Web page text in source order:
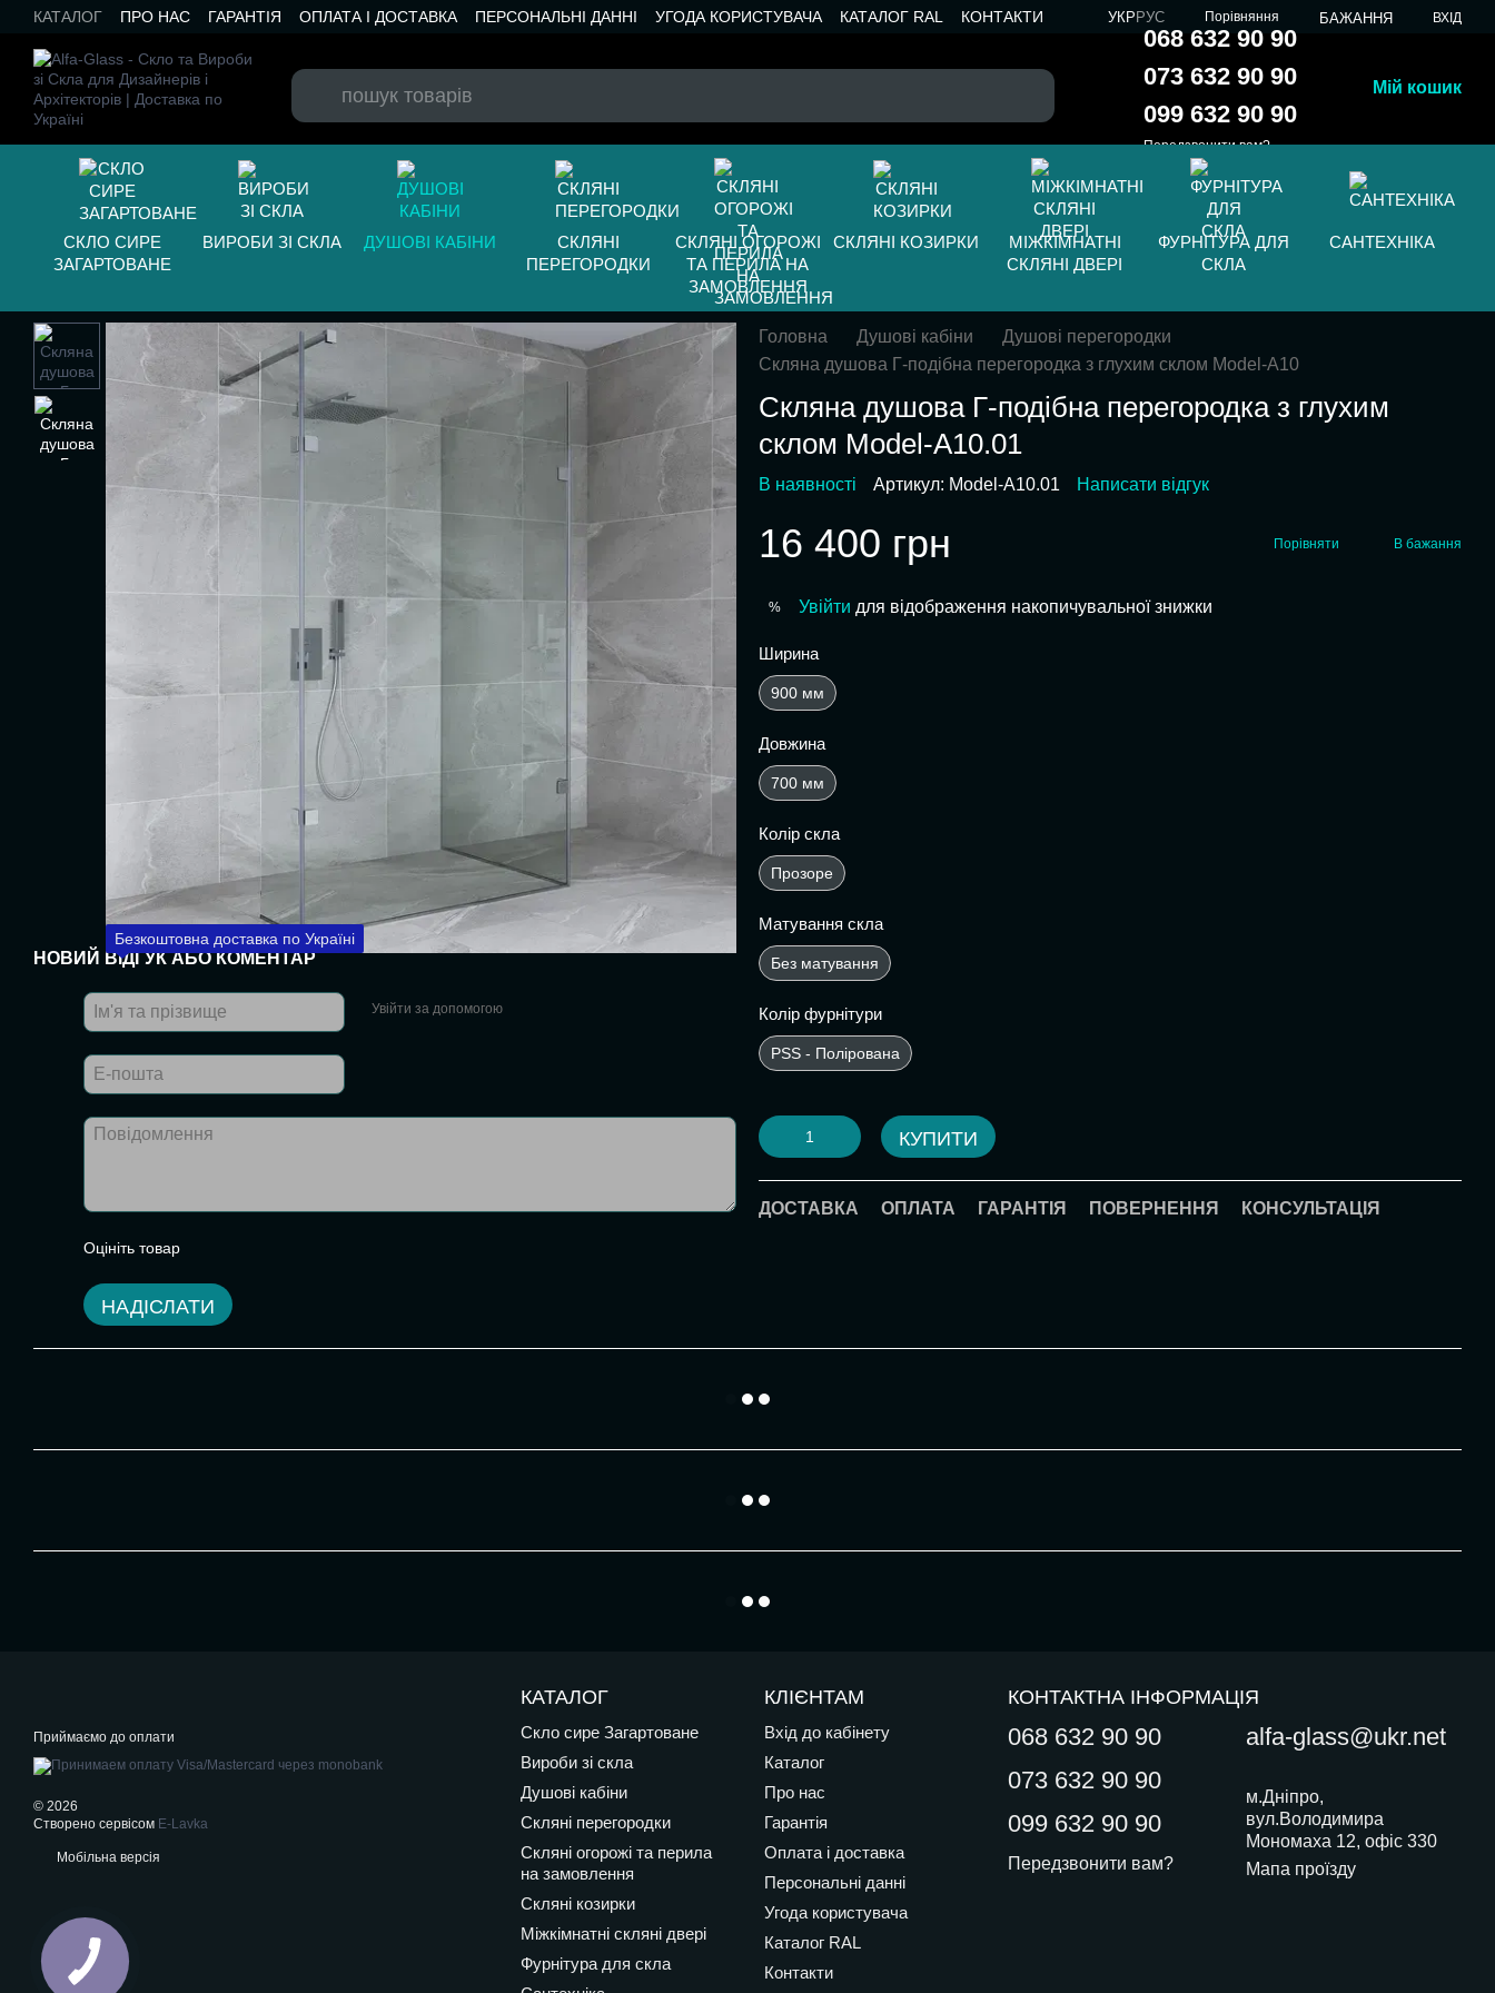
Перейти до основного контенту
КАТАЛОГ ПРО НАС ГАРАНТІЯ ОПЛАТА І ДОСТАВКА ПЕРСОНАЛЬНІ ДАННІ УГОДА КОРИСТУВАЧА КАТАЛОГ RAL
КОНТАКТИ
УКРРУС Порівняння БАЖАННЯ ВХІД
068 632 90 90
073 632 90 90
099 632 90 90
Передзвонити вам?
Мій кошик
СКЛО СИРЕ
ЗАГАРТОВАНЕ
ВИРОБИ ЗІ СКЛА ДУШОВІ КАБІНИ
СКЛЯНІ
ПЕРЕГОРОДКИ
СКЛЯНІ ОГОРОЖІ
ТА ПЕРИЛА НА
ЗАМОВЛЕННЯ
СКЛЯНІ КОЗИРКИ
МІЖКІМНАТНІ
СКЛЯНІ ДВЕРІ
ФУРНІТУРА ДЛЯ
СКЛА
САНТЕХНІКА
Безкоштовна доставка по Україні
НОВИЙ ВІДГУК АБО КОМЕНТАР
Увійти за допомогою
Оцініть товар
НАДІСЛАТИ
Головна Душові кабіни
Душові перегородки
Скляна душова Г-подібна перегородка з глухим склом Model-A10
Скляна душова Г-подібна перегородка з глухим
склом Model-A10.01
В наявності Артикул: Model-A10.01 Написати відгук
16 400 грн Порівняти В бажання
% Увійти для відображення накопичувальної знижки
Ширина
900 мм
Довжина
700 мм
Колір скла
Прозоре
Матування скла
Без матування
Колір фурнітури
PSS - Полірована
КУПИТИ
ДОСТАВКА ОПЛАТА ГАРАНТІЯ ПОВЕРНЕННЯ КОНСУЛЬТАЦІЯ
Приймаємо до оплати
© 2026
Створено сервісом E-Lavka
Мобільна версія
КАТАЛОГ
Скло сире Загартоване
Вироби зі скла
Душові кабіни
Скляні перегородки
Скляні огорожі та перила
на замовлення
Скляні козирки
Міжкімнатні скляні двері
Фурнітура для скла
КЛІЄНТАМ
Вхід до кабінету
Каталог
Про нас
Гарантія
Оплата і доставка
Персональні данні
Угода користувача
Каталог RAL
Контакти
КОНТАКТНА ІНФОРМАЦІЯ
068 632 90 90
073 632 90 90
099 632 90 90
Передзвонити вам?
alfa-glass@ukr.net
м.Дніпро,
вул.Володимира
Мономаха 12, офіс 330
Мапа проїзду